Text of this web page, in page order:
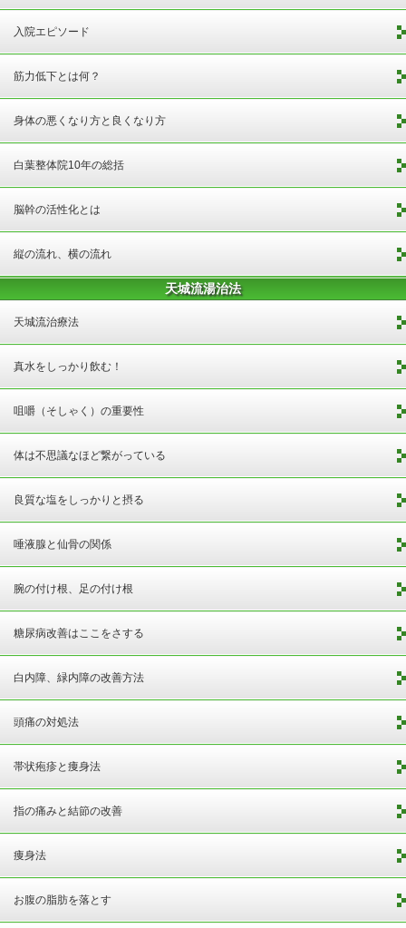
入院エピソード
筋力低下とは何？
身体の悪くなり方と良くなり方
白葉整体院10年の総括
脳幹の活性化とは
縦の流れ、横の流れ
天城流湯治法
天城流治療法
真水をしっかり飲む！
咀嚼（そしゃく）の重要性
体は不思議なほど繋がっている
良質な塩をしっかりと摂る
唾液腺と仙骨の関係
腕の付け根、足の付け根
糖尿病改善はここをさする
白内障、緑内障の改善方法
頭痛の対処法
帯状疱疹と痩身法
指の痛みと結節の改善
痩身法
お腹の脂肪を落とす